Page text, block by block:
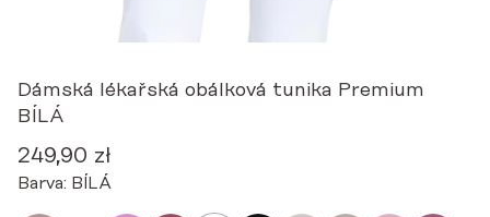
Dámská lékařská obálková tunika Premium
BÍLÁ
249,90 zł
Barva: BÍLÁ